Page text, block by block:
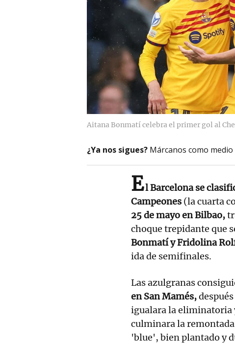
Aitana Bonmatí celebra el primer gol al
¿Ya nos sigues? Márcanos como
El Barcelona se
Campeones (la cuarta
25 de mayo en Bilbao,
choque trepidante que
Bonmatí y Fridolina
ida de semifinales.
Las azulgranas
en San Mamés,
igualara la eliminatoria
culminara la
'blue', bien plantado y